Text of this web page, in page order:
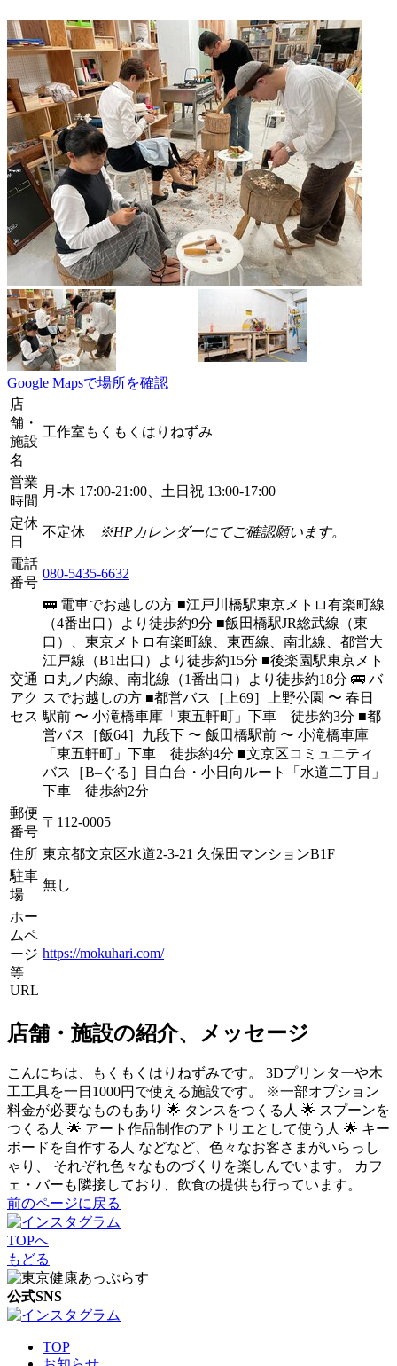
Google Mapsで場所を確認
店
舗・
施設
名
工作室もくもくはりねずみ
営業
時間
月-木 17:00-21:00、土日祝 13:00-17:00
定休
日
不定休 ※HPカレンダーにてご確認願います。
電話
番号
080-5435-6632
交通
アク
セス
🚃 電車でお越しの方 ■江戸川橋駅東京メトロ有楽町線
（4番出口）より徒歩約9分 ■飯田橋駅JR総武線（東
口）、東京メトロ有楽町線、東西線、南北線、都営大
江戸線（B1出口）より徒歩約15分 ■後楽園駅東京メト
ロ丸ノ内線、南北線（1番出口）より徒歩約18分 🚌 バ
スでお越しの方 ■都営バス［上69］上野公園 〜 春日
駅前 〜 小滝橋車庫「東五軒町」下車 徒歩約3分 ■都
営バス［飯64］九段下 〜 飯田橋駅前 〜 小滝橋車庫
「東五軒町」下車 徒歩約4分 ■文京区コミュニティ
バス［B–ぐる］目白台・小日向ルート「水道二丁目」
下車 徒歩約2分
郵便
番号
〒 112-0005
住所 東京都文京区水道2-3-21 久保田マンションB1F
駐車
場
無し
ホー
ムペ
ージ
等
URL
https://mokuhari.com/
店舗・施設の紹介、メッセージ
こんにちは、もくもくはりねずみです。 3Dプリンターや木
工工具を一日1000円で使える施設です。 ※一部オプション
料金が必要なものもあり 🌟 タンスをつくる人 🌟 スプーンを
つくる人 🌟 アート作品制作のアトリエとして使う人 🌟 キー
ボードを自作する人 などなど、色々なお客さまがいらっし
ゃり、 それぞれ色々なものづくりを楽しんでいます。 カフ
ェ・バーも隣接しており、飲食の提供も行っています。
前のページに戻る
TOPへ
もどる
公式SNS
TOP